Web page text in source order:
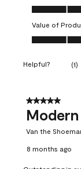
Quality of
Value of
Value of
Helpful? (1)
5 out of 5
Van the
8 months ago